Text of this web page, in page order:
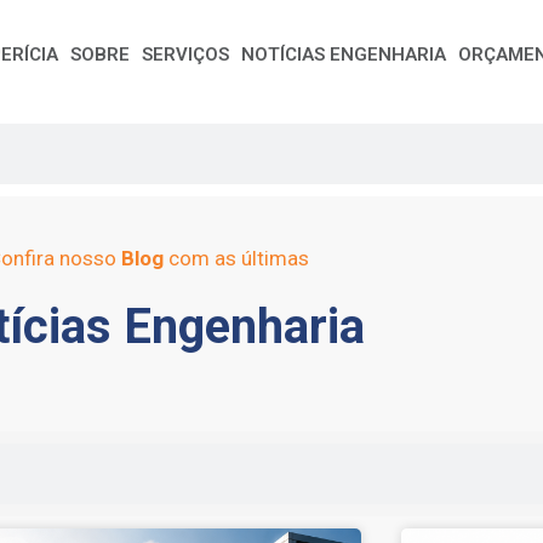
SOBRE SERVIÇOS NOTÍCIAS ENGENHARIA
nosso Blogcom as últimas
Engenharia